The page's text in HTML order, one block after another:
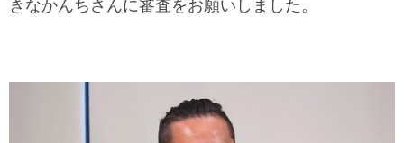
きなかんちさんに審査をお願いしました。